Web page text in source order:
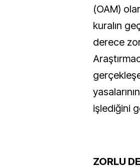
(OAM)
kuralın
derece
işlediğini
ZORLU